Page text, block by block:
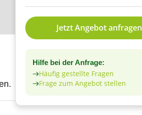
Jetzt Angebot anfragen
Hilfe bei der Anfrage:
Häufig gestellte Fragen
Frage zum Angebot stellen